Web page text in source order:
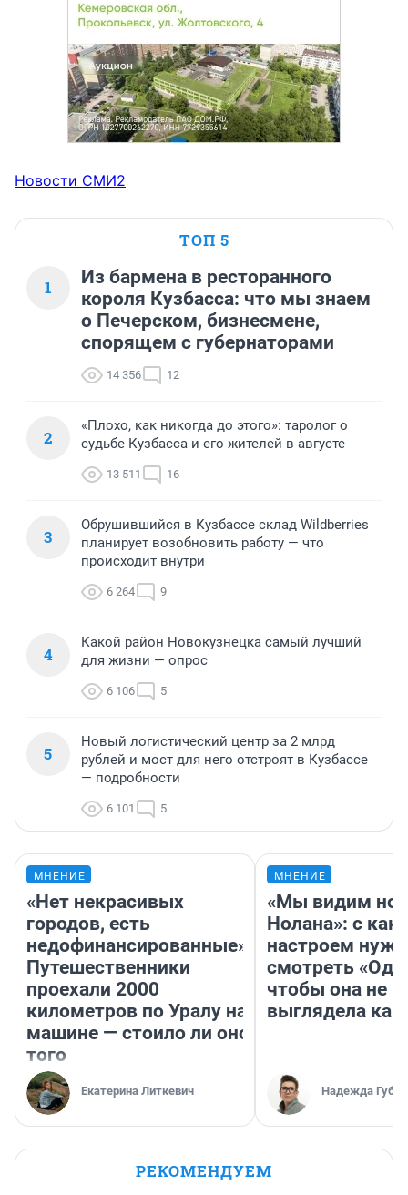
Новости СМИ2
ТОП 5
1
Из бармена в ресторанного
короля Кузбасса: что мы знаем
о Печерском, бизнесмене,
спорящем с губернаторами
14 356 12
2
«Плохо, как никогда до этого»: таролог о
судьбе Кузбасса и его жителей в августе
13 511 16
3
Обрушившийся в Кузбассе склад Wildberries
планирует возобновить работу — что
происходит внутри
6 264 9
4
Какой район Новокузнецка самый лучший
для жизни — опрос
6 106 5
5
Новый логистический центр за 2 млрд
рублей и мост для него отстроят в Кузбассе
— подробности
6 101 5
МНЕНИЕ
«Нет некрасивых
городов, есть
недофинансированные».
Путешественники
проехали 2000
километров по Уралу на
машине — стоило ли оно
того
Екатерина Литкевич
МНЕНИЕ
«Мы видим
Нолана»: с
настроем
смотреть
чтобы она не
выглядела как
Надежда
РЕКОМЕНДУЕМ